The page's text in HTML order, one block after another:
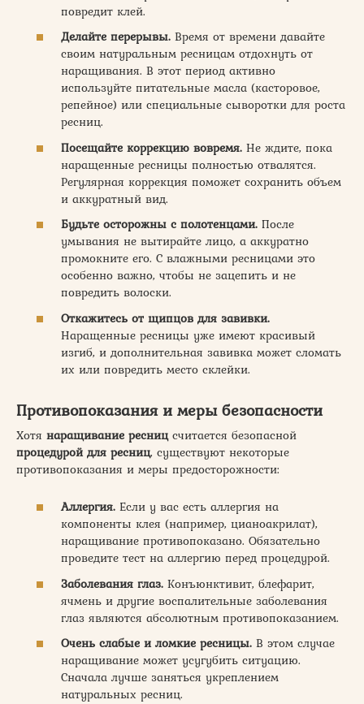
повредит клей.
Делайте перерывы. Время от времени давайте
своим натуральным ресницам отдохнуть от
наращивания. В этот период активно
используйте питательные масла (касторовое,
репейное) или специальные сыворотки для роста
ресниц.
Посещайте коррекцию вовремя. Не ждите, пока
наращенные ресницы полностью отвалятся.
Регулярная коррекция поможет сохранить объем
и аккуратный вид.
Будьте осторожны с полотенцами. После
умывания не вытирайте лицо, а аккуратно
промокните его. С влажными ресницами это
особенно важно, чтобы не зацепить и не
повредить волоски.
Откажитесь от щипцов для завивки.
Наращенные ресницы уже имеют красивый
изгиб, и дополнительная завивка может сломать
их или повредить место склейки.
Противопоказания и меры безопасности
Хотя наращивание ресницсчитается безопасной
процедурой для ресниц, существуют некоторые
противопоказания и меры предосторожности:
Аллергия. Если у вас есть аллергия на
компоненты клея (например, цианоакрилат),
наращивание противопоказано. Обязательно
проведите тест на аллергию перед процедурой.
Заболевания глаз. Конъюнктивит, блефарит,
ячмень и другие воспалительные заболевания
глаз являются абсолютным противопоказанием.
Очень слабые и ломкие ресницы. В этом случае
наращивание может усугубить ситуацию.
Сначала лучше заняться укреплением
натуральных ресниц.